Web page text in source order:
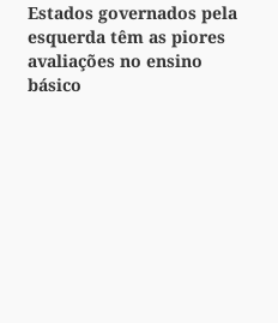
Estados governados pela
esquerda têm as piores
avaliações no ensino
básico